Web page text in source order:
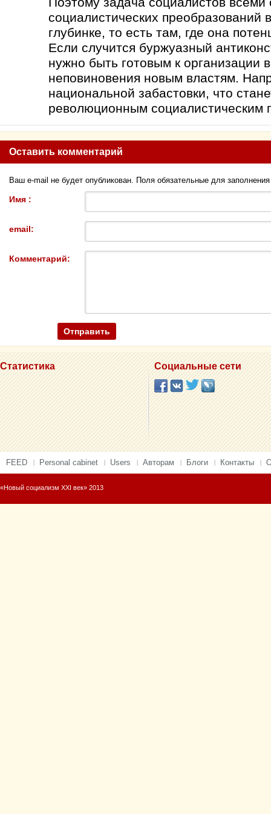
социалистических преобразований
глубинке, то есть там, где она
Если случится буржуазный
нужно быть готовым к организации
неповиновения новым властям.
национальной забастовки, что
революционным
Оставить комментарий
Ваш e-mail не будет опубликован. Поля обязательные для
Имя :
email:
Комментарий:
Статистика Социальные сети
FEED Personal cabinet Users Авторам Блоги Контакты
«Новый социализм XXI век» 2013